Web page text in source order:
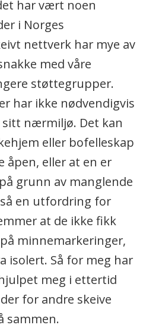
har vært noen
i Norges
nettverk har mye av
med våre
støttegrupper.
har ikke nødvendigvis
sitt nærmiljø. Det kan
eller bofelleskap
åpen, eller at en er
grunn av manglende
en utfordring for
at de ikke fikk
minnemarkeringer,
isolert. Så for meg har
meg i ettertid
for andre skeive
sammen.